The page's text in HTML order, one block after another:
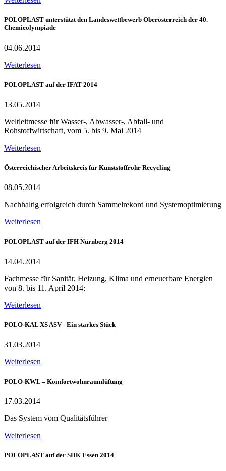
POLOPLAST unterstützt den Landeswettbewerb Oberösterreich der 40.
Chemieolympiade
04.06.2014
Weiterlesen
POLOPLAST auf der IFAT 2014
13.05.2014
Weltleitmesse für Wasser-, Abwasser-, Abfall- und
Rohstoffwirtschaft, vom 5. bis 9. Mai 2014
Weiterlesen
Österreichischer Arbeitskreis für Kunststoffrohr Recycling
08.05.2014
Nachhaltig erfolgreich durch Sammelrekord und Systemoptimierung
Weiterlesen
POLOPLAST auf der IFH Nürnberg 2014
14.04.2014
Fachmesse für Sanitär, Heizung, Klima und erneuerbare Energien
von 8. bis 11. April 2014:
Weiterlesen
POLO-KAL XS ASV - Ein starkes Stück
31.03.2014
Weiterlesen
POLO-KWL – Komfortwohnraumlüftung
17.03.2014
Das System vom Qualitätsführer
Weiterlesen
POLOPLAST auf der SHK Essen 2014